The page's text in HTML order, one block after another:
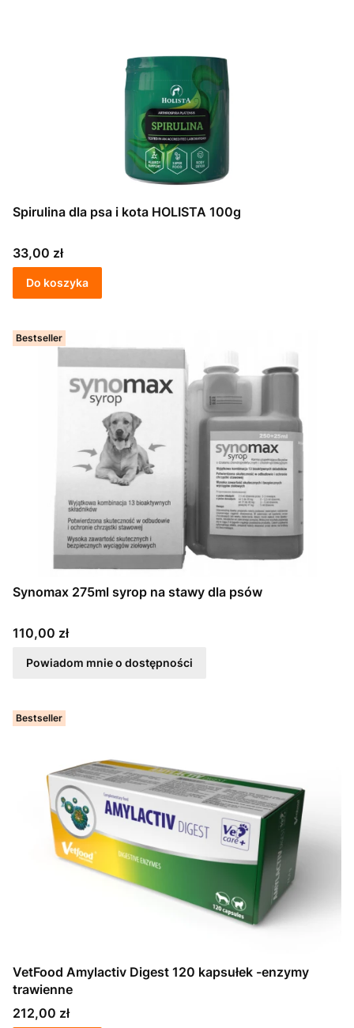
Spirulina dla psa i kota HOLISTA 100g
Cena
33,00 zł
Do koszyka
Bestseller
Synomax 275ml syrop na stawy dla psów
Cena
110,00 zł
Powiadom mnie o dostępności
Bestseller
VetFood Amylactiv Digest 120 kapsułek -enzymy
trawienne
Cena
212,00 zł